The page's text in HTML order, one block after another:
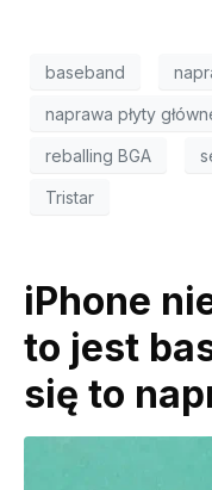
baseband
naprawa płyty
reballing BGA
Tristar
iPhone
to jest
się to